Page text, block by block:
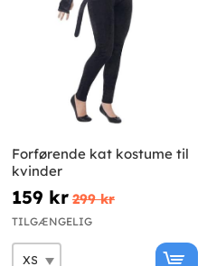
Forførende kat kostume til
kvinder
159 kr 299 kr
TILGÆNGELIG